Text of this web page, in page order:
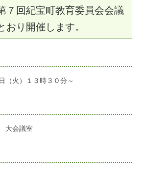
７回紀宝町教育委員会会議
おり開催します。
（火）１３時３０分～
会議室